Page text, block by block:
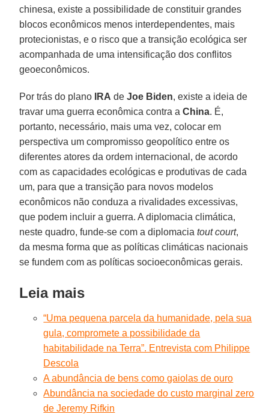
chinesa, existe a possibilidade de constituir grandes
blocos econômicos menos interdependentes, mais
protecionistas, e o risco que a transição ecológica ser
acompanhada de uma intensificação dos conflitos
geoeconômicos.
Por trás do plano IRA deJoe Biden, existe a ideia de
travar uma guerra econômica contra aChina. É,
portanto, necessário, mais uma vez, colocar em
perspectiva um compromisso geopolítico entre os
diferentes atores da ordem internacional, de acordo
com as capacidades ecológicas e produtivas de cada
um, para que a transição para novos modelos
econômicos não conduza a rivalidades excessivas,
que podem incluir a guerra. A diplomacia climática,
neste quadro, funde-se com a diplomaciatout court,
da mesma forma que as políticas climáticas nacionais
se fundem com as políticas socioeconômicas gerais.
Leia mais
“Uma pequena parcela da humanidade, pela sua
gula, compromete a possibilidade da
habitabilidade na Terra”. Entrevista com Philippe
Descola
A abundância de bens como gaiolas de ouro
Abundância na sociedade do custo marginal zero
de Jeremy Rifkin